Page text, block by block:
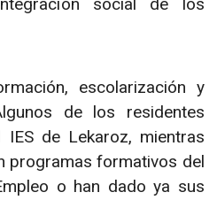
escolarización y
de los residentes
de Lekaroz, mientras
programas formativos del
o han dado ya sus